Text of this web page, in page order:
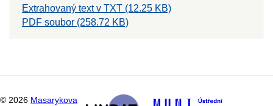
Extrahovaný text v TXT (12.25 KB)
PDF soubor (258.72 KB)
© 2026 Masarykova